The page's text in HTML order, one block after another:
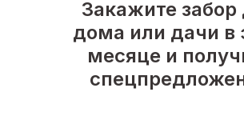
Закажите забор
дома или дачи в
месяце и